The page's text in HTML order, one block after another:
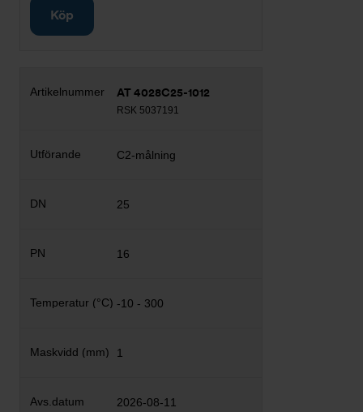
Köp
AT 4028C25-1012
RSK 5037191
C2-målning
25
16
-10 - 300
1
2026-08-11